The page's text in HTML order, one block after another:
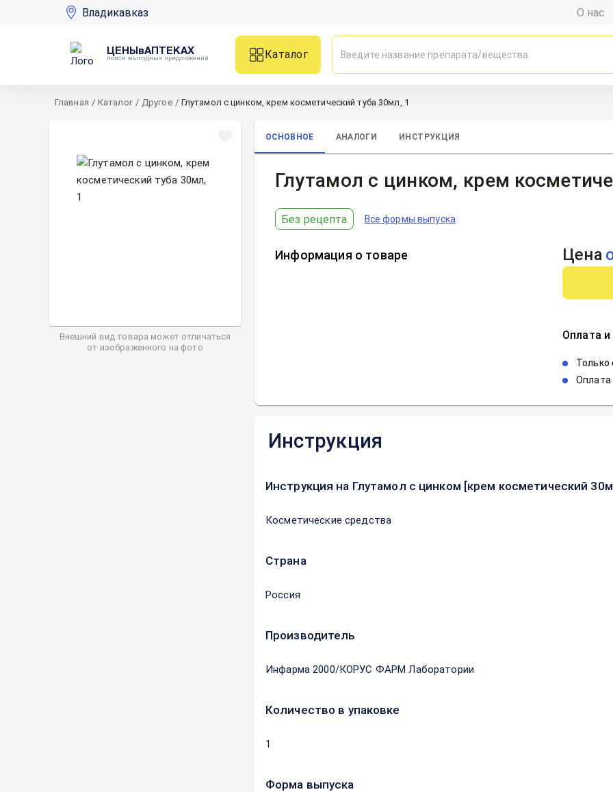
Владикавказ О нас
ЦЕНЫвАПТЕКАХ
поиск выгодных предложений
Каталог
Главная / Каталог / Другое / Глутамол с цинком, крем косметический туба 30мл, 1
Внешний вид товара может отличаться
от изображенного на фото
ОСНОВНОЕ АНАЛОГИ ИНСТРУКЦИЯ
Глутамол с цинком, крем
Без рецепта Все формы выпуска
Информация о товаре Цена
Оплата
Только
Оплата
Инструкция
Инструкция на Глутамол с цинком [крем косметический
Косметические средства
Страна
Россия
Производитель
Инфарма 2000/КОРУС ФАРМ Лаборатории
Количество в упаковке
1
Форма выпуска